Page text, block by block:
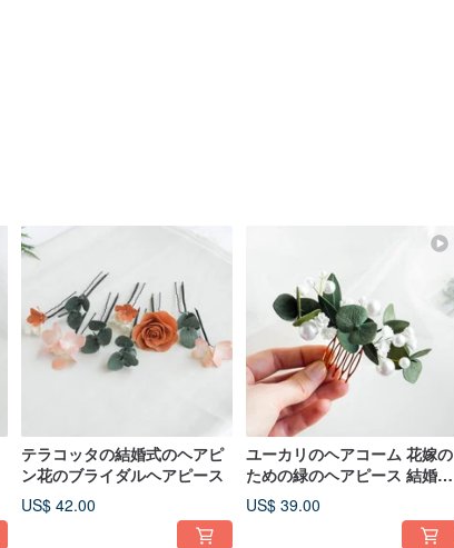
テラコッタの結婚式のヘアピ
ン花のブライダルヘアピース
US$ 42.00
ユーカリのヘアコーム 花嫁の
ための緑のヘアピース 結婚式
の花のヘアコーム
US$ 39.00